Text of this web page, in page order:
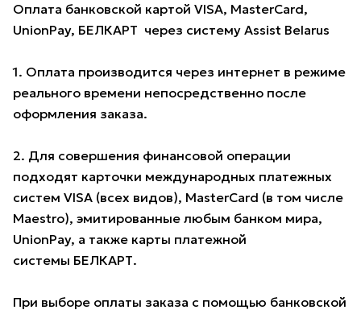
Оплата банковской картой VISA, MasterCard,
UnionPay, БЕЛКАРТ через систему Assist Belarus
1. Оплата производится через интернет в режиме
реального времени непосредственно после
оформления заказа.
2. Для совершения финансовой операции
подходят карточки международных платежных
систем VISA (всех видов), MasterCard (в том числе
Maestro), эмитированные любым банком мира,
UnionPay, а также карты платежной
системы БЕЛКАРТ.
При выборе оплаты заказа с помощью банковской